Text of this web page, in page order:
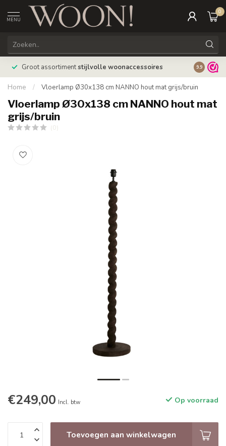
MENU
0
Groot assortimentstijlvolle woonaccessoires 9.9
Home / Vloerlamp Ø30x138 cm NANNO hout mat grijs/bruin
Vloerlamp Ø30x138 cm NANNO hout mat
grijs/bruin
(0)
€249,00 Incl. btw Op voorraad
Toevoegen aan winkelwagen